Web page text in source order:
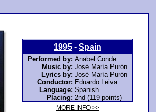
1995 - Spain
Performed by: Anabel Conde
Music by: José María Purón
Lyrics by: José María Purón
Conductor: Eduardo Leiva
Language: Spanish
Placing: 2nd (119 points)
MORE INFO >>